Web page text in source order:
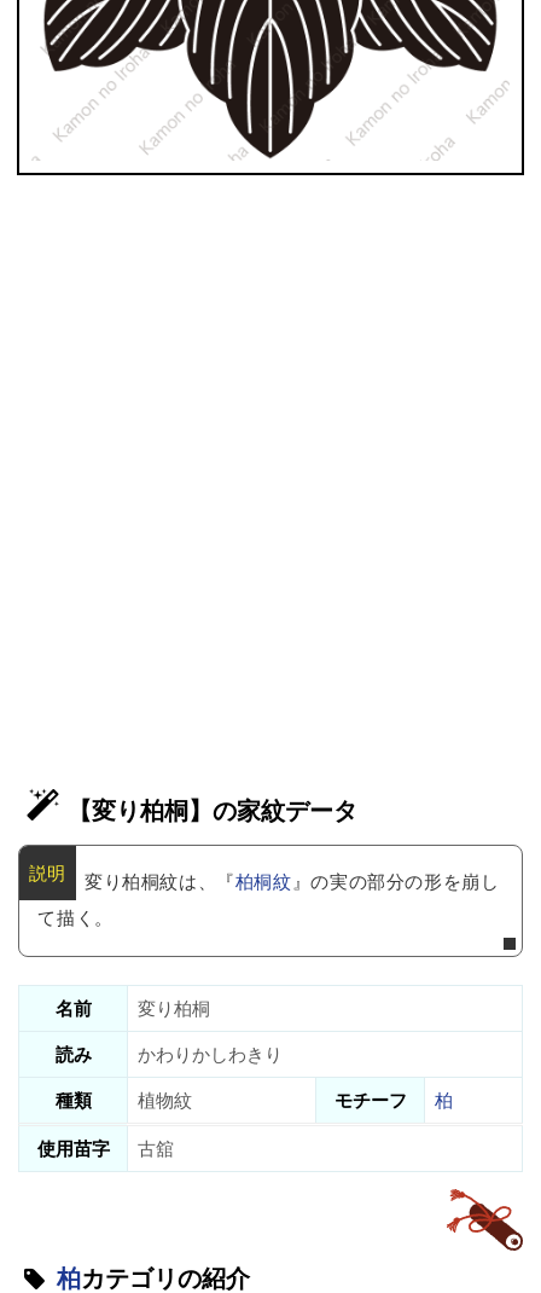
【変り柏桐】の家紋データ
変り柏桐紋は、『柏桐紋』の実の部分の形を崩し
て描く。
名前
変り柏桐
読み
かわりかしわきり
種類
植物紋 モチーフ
柏
使用苗字
古舘
柏カテゴリの紹介